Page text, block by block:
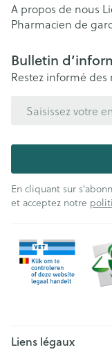
A propos de nous
Pharmacien de
Bulletin
Restez informé
En cliquant sur
et acceptez notre
Liens légaux